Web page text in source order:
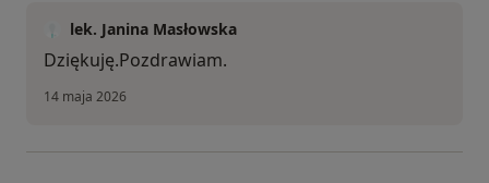
lek. Janina Masłowska
Dziękuję.Pozdrawiam.
14 maja 2026